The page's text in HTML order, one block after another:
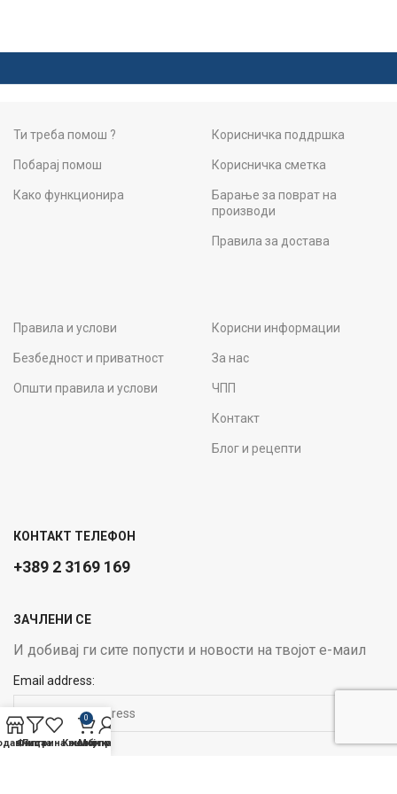
Ти треба помош ?
Побарај помош
Како функционира
Корисничка поддршка
Корисничка сметка
Барање за поврат на
производи
Правила за достава
Правила и услови
Безбедност и приватност
Општи правила и услови
Корисни информации
За нас
ЧПП
Контакт
Блог и рецепти
КОНТАКТ ТЕЛЕФОН
+389 2 3169 169
ЗАЧЛЕНИ СЕ
И добивај ги сите попусти и новости на твојот е-маил
Email address:
Филтри
Листа на желби
0
Кошничка
Мој профил